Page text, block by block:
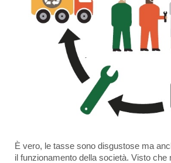
È vero, le tasse sono disgustose ma
il funzionamento della società. Visto